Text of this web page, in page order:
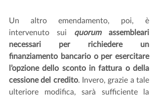
Un altro emendamento, poi, è
intervenuto sui quorum assembleari
necessari per richiedere un
finanziamento bancario o per esercitare
l’opzione dello sconto in fattura o della
cessione del credito. Invero, grazie a tale
ulteriore modifica, sarà sufficiente la